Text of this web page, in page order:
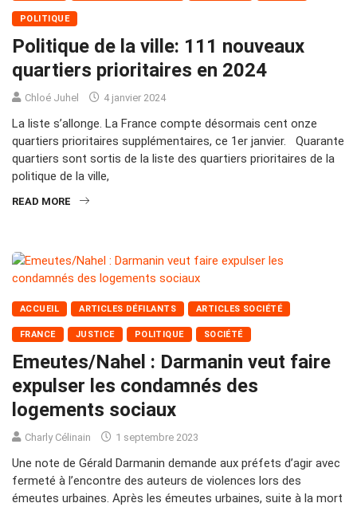
POLITIQUE
Politique de la ville: 111 nouveaux
quartiers prioritaires en 2024
Chloé Juhel 4 janvier 2024
La liste s’allonge. La France compte désormais cent onze
quartiers prioritaires supplémentaires, ce 1er janvier. Quarante
quartiers sont sortis de la liste des quartiers prioritaires de la
politique de la ville,
READ MORE
ACCUEIL ARTICLES DÉFILANTS ARTICLES SOCIÉTÉ
FRANCE JUSTICE POLITIQUE SOCIÉTÉ
Emeutes/Nahel : Darmanin veut faire
expulser les condamnés des
logements sociaux
Charly Célinain 1 septembre 2023
Une note de Gérald Darmanin demande aux préfets d’agir avec
fermeté à l’encontre des auteurs de violences lors des
émeutes urbaines. Après les émeutes urbaines, suite à la mort